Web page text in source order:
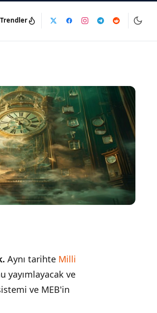
Trendler
Aynı tarihte Milli
yayımlayacak ve
ve MEB'in